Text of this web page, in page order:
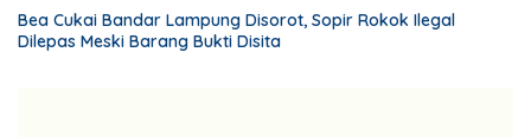
Bea Cukai Bandar Lampung Disorot, Sopir Rokok Ilegal
Dilepas Meski Barang Bukti Disita